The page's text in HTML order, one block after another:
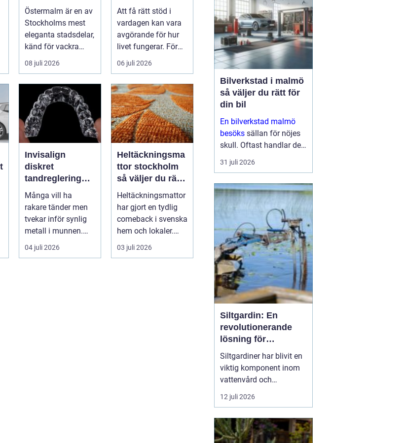
bästa
restaurangen på
Östermalm
Östermalm är en av
Stockholms mest
eleganta stadsdelar,
känd för vackra
kvarter,...
08 juli 2026
självbestämman
de och vardag
på egna villkor
Att få rätt stöd i
vardagen kan vara
avgörande för hur
livet fungerar. För
många människor
med funkt...
06 juli 2026
Invisalign
diskret
tandreglering
för raka tänder
Många vill ha
rakare tänder men
tvekar inför synlig
metall i munnen.
Här erbjuder
Invisalign ett mod...
04 juli 2026
Heltäckningsma
ttor stockholm
så väljer du rätt
matta för hem
och kontor
Heltäckningsmattor
har gjort en tydlig
comeback i svenska
hem och lokaler.
Från att ha varit
starkt ...
03 juli 2026
Bilverkstad i malmö
så väljer du rätt för
din bil
En bilverkstad malmö
besöks sällan för nöjes
skull. Oftast handlar det
om att lösa ett problem
snabbt, hålla bilen säker
livslängden på en redan
dyr investering. Sam...
31 juli 2026
Siltgardin: En
revolutionerande
lösning för
vattenmiljöer
Siltgardiner har blivit en
viktig komponent inom
vattenvård och
muddringsindustri tack
vare sin förmåga att
sediment och förhindra
spridning av
12 juli 2026